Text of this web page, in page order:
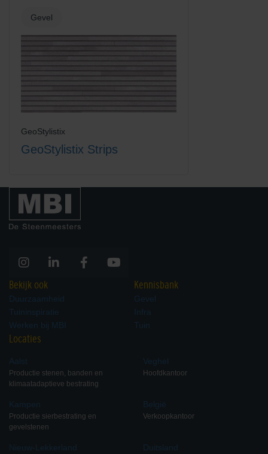
Gevel
GeoStylistix
GeoStylistix Strips
Bekijk ook
Duurzaamheid
Tuininspiratie
Werken bij MBI
Kennisbank
Gevel
Infra
Tuin
Locaties
Aalst
Productie stenen, banden en
klimaatadaptieve bestrating
Kampen
Productie sierbestrating en
gevelstenen
Nieuw-Lekkerland
Veghel
Hoofdkantoor
België
Verkoopkantoor
Duitsland